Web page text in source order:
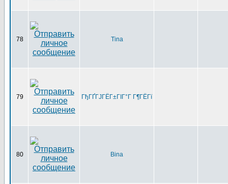
78 Tina
79 ГђГҐГЈГЁГ±ГІГ°Г Г¶ГЁГї
80 Bina